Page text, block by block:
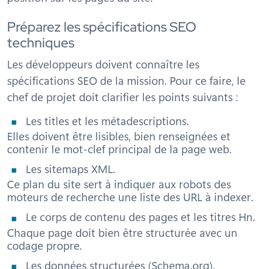
Préparez les spécifications SEO
techniques
Les développeurs doivent connaître les
spécifications SEO de la mission. Pour ce faire, le
chef de projet doit clarifier les points suivants :
Les titles et les métadescriptions.
Elles doivent être lisibles, bien renseignées et
contenir le mot-clef principal de la page web.
Les sitemaps XML.
Ce plan du site sert à indiquer aux robots des
moteurs de recherche une liste des URL à indexer.
Le corps de contenu des pages et les titres Hn.
Chaque page doit bien être structurée avec un
codage propre.
Les données structurées (Schema.org).